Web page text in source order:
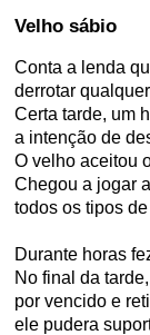
Velho sábio
Conta a lenda
derrotar
Certa tarde, um
a intenção de
O velho aceitou
Chegou a jogar
todos os tipos
Durante horas
No final da
por vencido e
ele pudera